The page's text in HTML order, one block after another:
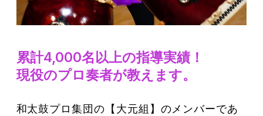
累計4,000名以上の指導実績！
現役のプロ奏者が教えます。
和太鼓プロ集団の【大元組】のメンバーであ